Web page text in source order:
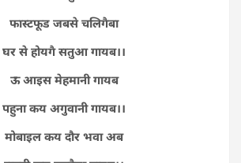
फास्टफूड जबसे चलिगैबा
घर से होयगै सतुआ गायब।।
ऊ आइस मेहमानी गायब
पहुना कय अगुवानी गायब।।
मोबाइल कय दौर भवा अब